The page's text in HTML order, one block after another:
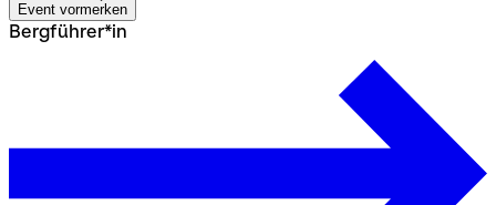
Event vormerken
Bergführer*in